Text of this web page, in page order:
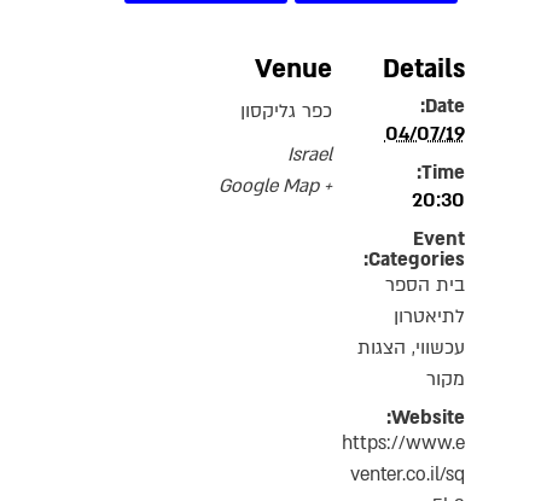
Details
Date:
04/07/19
Time:
20:30
Event
Categories:
בית הספר
לתיאטרון
עכשווי, הצגות
מקור
Website:
https://www.e
venter.co.il/sq
Venue
כפר גליקסון
Israel
+ Google Map